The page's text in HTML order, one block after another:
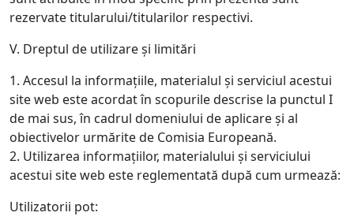
rezervate titularului/titularilor respectivi.
V. Dreptul de utilizare și limitări
1. Accesul la informațiile, materialul și serviciul acestui
site web este acordat în scopurile descrise la punctul I
de mai sus, în cadrul domeniului de aplicare și al
obiectivelor urmărite de Comisia Europeană.
2. Utilizarea informațiilor, materialului și serviciului
acestui site web este reglementată după cum urmează:
Utilizatorii pot: